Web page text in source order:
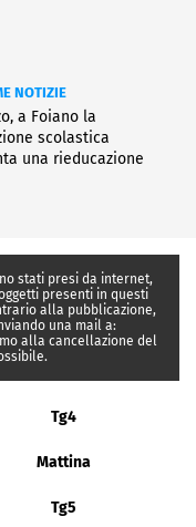
NOTIZIE
a Foiano la
scolastica
una rieducazione
stati presi da internet,
presenti in questi
alla pubblicazione,
una mail a:
alla cancellazione del
Tg4
Mattina
Tg5